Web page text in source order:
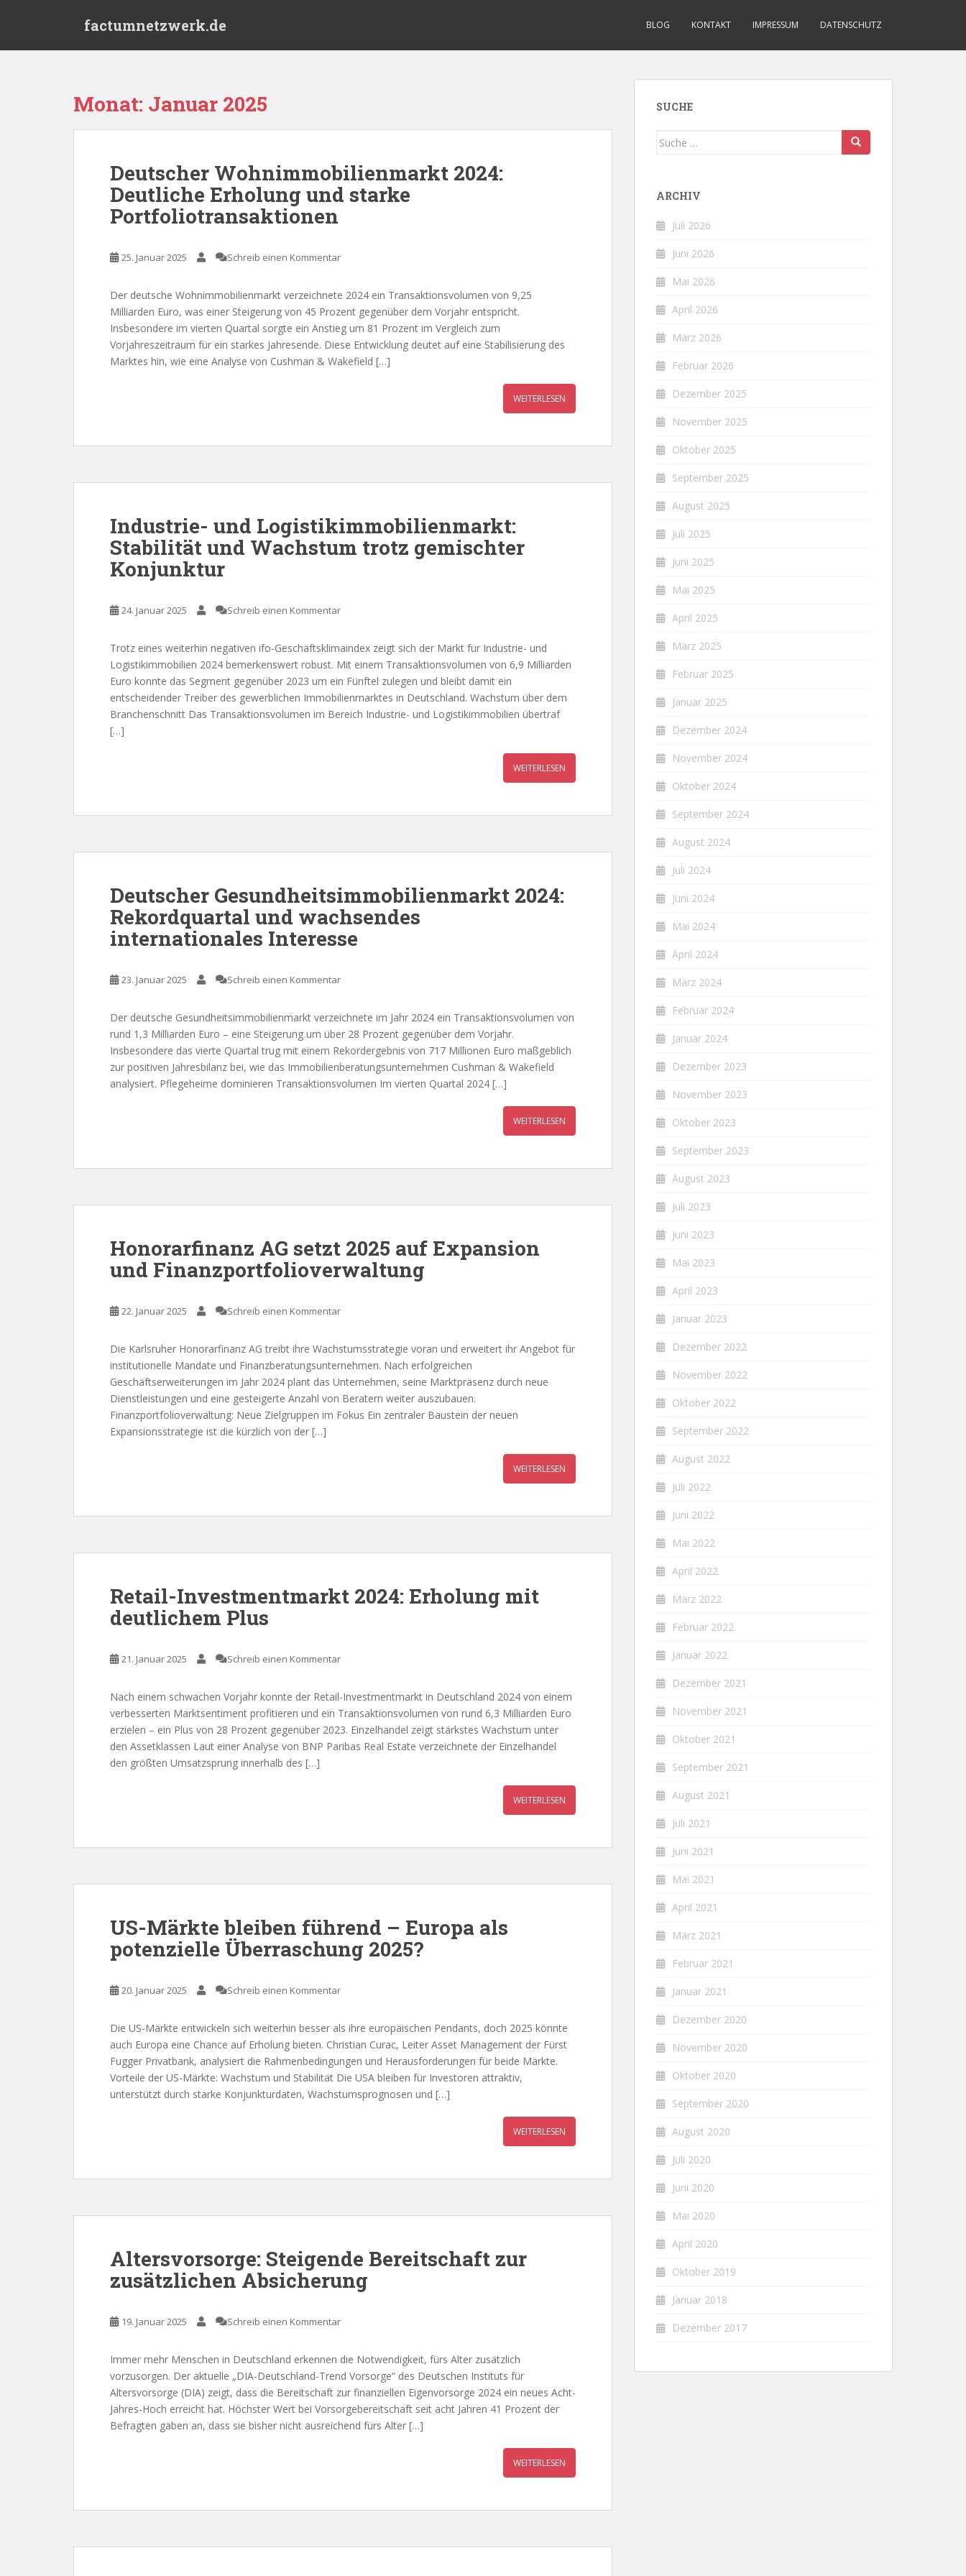
factumnetzwerk.de BLOG KONTAKT IMPRESSUM DATENSCHUTZ
Monat: Januar 2025
Deutscher Wohnimmobilienmarkt 2024:
Deutliche Erholung und starke
Portfoliotransaktionen
25. Januar 2025 Schreib einen Kommentar
Der deutsche Wohnimmobilienmarkt verzeichnete 2024 ein Transaktionsvolumen von 9,25
Milliarden Euro, was einer Steigerung von 45 Prozent gegenüber dem Vorjahr entspricht.
Insbesondere im vierten Quartal sorgte ein Anstieg um 81 Prozent im Vergleich zum
Vorjahreszeitraum für ein starkes Jahresende. Diese Entwicklung deutet auf eine Stabilisierung des
Marktes hin, wie eine Analyse von Cushman & Wakefield […]
WEITERLESEN
Industrie- und Logistikimmobilienmarkt:
Stabilität und Wachstum trotz gemischter
Konjunktur
24. Januar 2025 Schreib einen Kommentar
Trotz eines weiterhin negativen ifo-Geschäftsklimaindex zeigt sich der Markt für Industrie- und
Logistikimmobilien 2024 bemerkenswert robust. Mit einem Transaktionsvolumen von 6,9 Milliarden
Euro konnte das Segment gegenüber 2023 um ein Fünftel zulegen und bleibt damit ein
entscheidender Treiber des gewerblichen Immobilienmarktes in Deutschland. Wachstum über dem
Branchenschnitt Das Transaktionsvolumen im Bereich Industrie- und Logistikimmobilien übertraf
[…]
WEITERLESEN
Deutscher Gesundheitsimmobilienmarkt 2024:
Rekordquartal und wachsendes
internationales Interesse
23. Januar 2025 Schreib einen Kommentar
Der deutsche Gesundheitsimmobilienmarkt verzeichnete im Jahr 2024 ein Transaktionsvolumen von
rund 1,3 Milliarden Euro – eine Steigerung um über 28 Prozent gegenüber dem Vorjahr.
Insbesondere das vierte Quartal trug mit einem Rekordergebnis von 717 Millionen Euro maßgeblich
zur positiven Jahresbilanz bei, wie das Immobilienberatungsunternehmen Cushman & Wakefield
analysiert. Pflegeheime dominieren Transaktionsvolumen Im vierten Quartal 2024 […]
WEITERLESEN
Honorarfinanz AG setzt 2025 auf Expansion
und Finanzportfolioverwaltung
22. Januar 2025 Schreib einen Kommentar
Die Karlsruher Honorarfinanz AG treibt ihre Wachstumsstrategie voran und erweitert ihr Angebot für
institutionelle Mandate und Finanzberatungsunternehmen. Nach erfolgreichen
Geschäftserweiterungen im Jahr 2024 plant das Unternehmen, seine Marktpräsenz durch neue
Dienstleistungen und eine gesteigerte Anzahl von Beratern weiter auszubauen.
Finanzportfolioverwaltung: Neue Zielgruppen im Fokus Ein zentraler Baustein der neuen
Expansionsstrategie ist die kürzlich von der […]
WEITERLESEN
Retail-Investmentmarkt 2024: Erholung mit
deutlichem Plus
21. Januar 2025 Schreib einen Kommentar
Nach einem schwachen Vorjahr konnte der Retail-Investmentmarkt in Deutschland 2024 von einem
verbesserten Marktsentiment profitieren und ein Transaktionsvolumen von rund 6,3 Milliarden Euro
erzielen – ein Plus von 28 Prozent gegenüber 2023. Einzelhandel zeigt stärkstes Wachstum unter
den Assetklassen Laut einer Analyse von BNP Paribas Real Estate verzeichnete der Einzelhandel
den größten Umsatzsprung innerhalb des […]
WEITERLESEN
US-Märkte bleiben führend – Europa als
potenzielle Überraschung 2025?
20. Januar 2025 Schreib einen Kommentar
Die US-Märkte entwickeln sich weiterhin besser als ihre europäischen Pendants, doch 2025 könnte
auch Europa eine Chance auf Erholung bieten. Christian Curac, Leiter Asset Management der Fürst
Fugger Privatbank, analysiert die Rahmenbedingungen und Herausforderungen für beide Märkte.
Vorteile der US-Märkte: Wachstum und Stabilität Die USA bleiben für Investoren attraktiv,
unterstützt durch starke Konjunkturdaten, Wachstumsprognosen und […]
WEITERLESEN
Altersvorsorge: Steigende Bereitschaft zur
zusätzlichen Absicherung
19. Januar 2025 Schreib einen Kommentar
Immer mehr Menschen in Deutschland erkennen die Notwendigkeit, fürs Alter zusätzlich
vorzusorgen. Der aktuelle „DIA-Deutschland-Trend Vorsorge“ des Deutschen Instituts für
Altersvorsorge (DIA) zeigt, dass die Bereitschaft zur finanziellen Eigenvorsorge 2024 ein neues Acht-
Jahres-Hoch erreicht hat. Höchster Wert bei Vorsorgebereitschaft seit acht Jahren 41 Prozent der
Befragten gaben an, dass sie bisher nicht ausreichend fürs Alter […]
WEITERLESEN
SUCHE
Suche
ARCHIV
Juli 2026
Juni 2026
Mai 2026
April 2026
März 2026
Februar 2026
Dezember 2025
November 2025
Oktober 2025
September 2025
August 2025
Juli 2025
Juni 2025
Mai 2025
April 2025
März 2025
Februar 2025
Januar 2025
Dezember 2024
November 2024
Oktober 2024
September 2024
August 2024
Juli 2024
Juni 2024
Mai 2024
April 2024
März 2024
Februar 2024
Januar 2024
Dezember 2023
November 2023
Oktober 2023
September 2023
August 2023
Juli 2023
Juni 2023
Mai 2023
April 2023
Januar 2023
Dezember 2022
November 2022
Oktober 2022
September 2022
August 2022
Juli 2022
Juni 2022
Mai 2022
April 2022
März 2022
Februar 2022
Januar 2022
Dezember 2021
November 2021
Oktober 2021
September 2021
August 2021
Juli 2021
Juni 2021
Mai 2021
April 2021
März 2021
Februar 2021
Januar 2021
Dezember 2020
November 2020
Oktober 2020
September 2020
August 2020
Juli 2020
Juni 2020
Mai 2020
April 2020
Oktober 2019
Januar 2018
Dezember 2017